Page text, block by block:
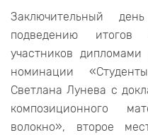
Заключительный
подведению
участников
номинации
Светлана Лунева с
композиционного
волокно», второе